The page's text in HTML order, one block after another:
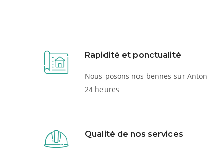
Rapidité et ponctualité
Nous posons nos bennes sur
24 heures
Qualité de nos services